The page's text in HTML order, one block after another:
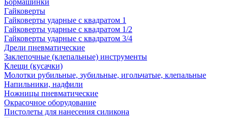
Бормашинки
Гайковерты
Гайковерты ударные с квадратом 1
Гайковерты ударные с квадратом 1/2
Гайковерты ударные с квадратом 3/4
Дрели пневматические
Заклепочные (клепальные) инструменты
Клещи (кусачки)
Молотки рубильные, зубильные, игольчатые, клепальные
Напильники, надфили
Ножницы пневматические
Окрасочное оборудование
Пистолеты для нанесения силикона